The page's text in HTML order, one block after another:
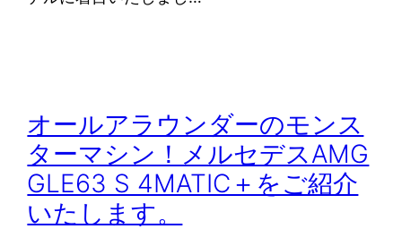
オールアラウンダーのモンス
ターマシン！メルセデスAMG
GLE63 S 4MATIC＋をご紹介
いたします。